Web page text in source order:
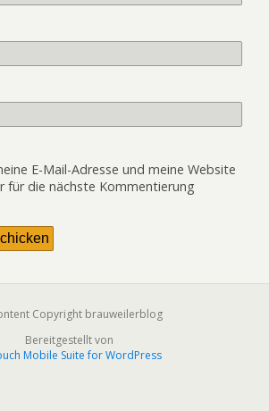
E-Mail-Adresse und meine Website
für die nächste Kommentierung
Copyright brauweilerblog
Bereitgestellt von
Mobile Suite for WordPress